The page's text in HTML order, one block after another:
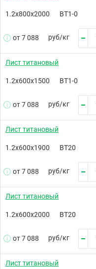
1.2х800х2000 ВТ1-0
от 7 088 руб/кг
Лист титановый
1.2х600х1500 ВТ1-0
от 7 088 руб/кг
Лист титановый
1.2х600х1900 ВТ20
от 7 088 руб/кг
Лист титановый
1.2х600х2000 ВТ20
от 7 088 руб/кг
Лист титановый